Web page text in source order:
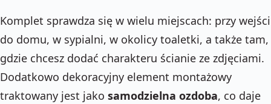
Komplet sprawdza się w wielu miejscach: przy
do domu, w sypialni, w okolicy toaletki, a także tam,
gdzie chcesz dodać charakteru ścianie ze zdjęciami.
Dodatkowo dekoracyjny element montażowy
traktowany jest jako samodzielna ozdoba, co daje